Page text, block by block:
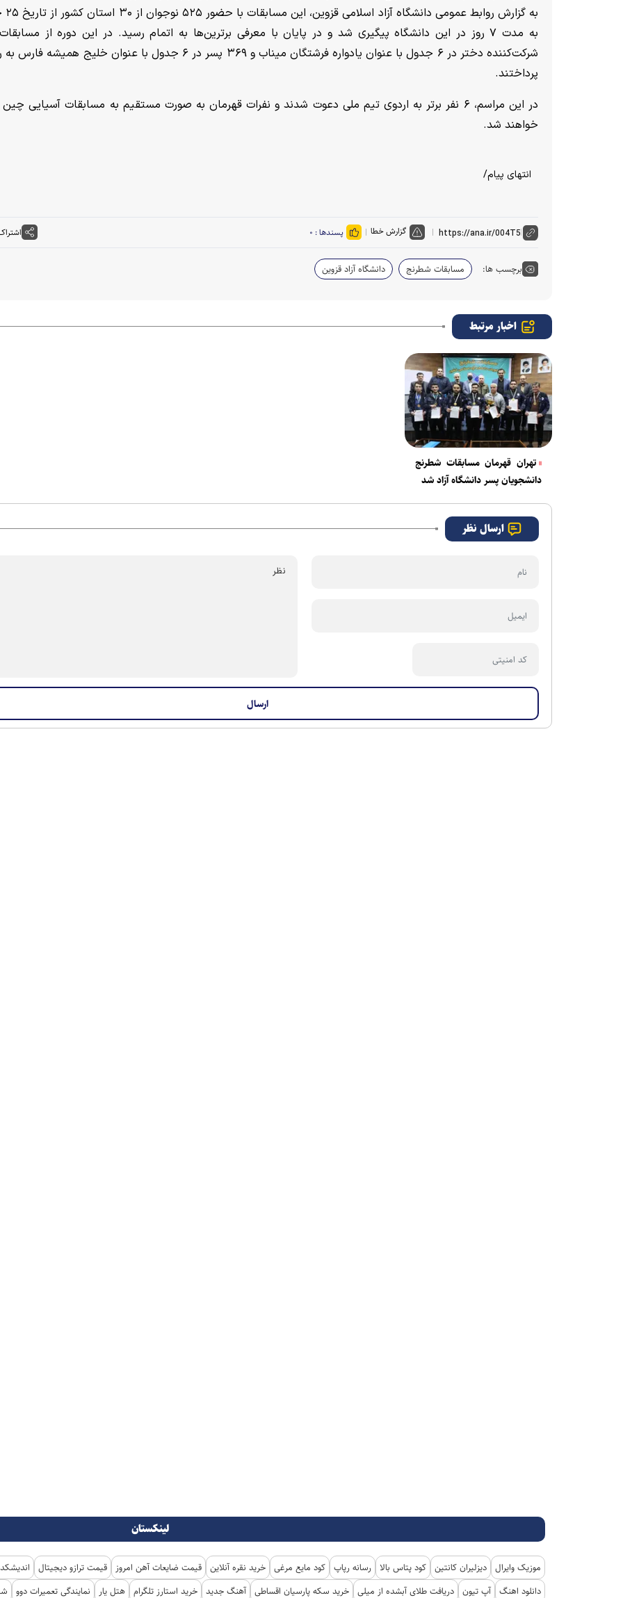
به
شرکت‌کننده دختر در ۶ جدول با عنوان یادواره فرشتگان میناب و ۳۶۹ پسر در ۶ جدول با عنوان خلیج
پرداختند.
در این مراسم، ۶ نفر برتر به اردوی تیم ملی دعوت شدند و نفرات قهرمان به صورت مستقیم به مسابقات آسیایی چین
خواهند شد.
انتهای پیام/
گزارش خطا پسندها : ۰
برچسب ها: مسابقات شطرنج دانشگاه آزاد قزوین
اخبار مرتبط
تهران قهرمان مسابقات شطرنج
دانشجویان پسر دانشگاه آزاد شد
ارسال نظر
لینکستان
موزیک وایرال دیزلیران کانتین کود پتاس بالا رسانه رپاپ کود مایع مرغی خرید نقره آنلاین قیمت ضایعات آهن امروز قیمت ترازو دیجیتال
دانلود اهنگ آپ تیون دریافت طلای آبشده از میلی خرید سکه پارسیان اقساطی آهنگ جدید خرید استارز تلگرام هتل یار نمایندگی تعمیرات دوو